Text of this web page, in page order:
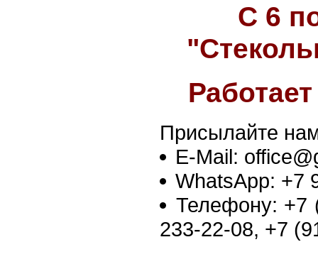
С 6
Присылайте
E-Mail:
WhatsApp: +7
Телефону: +7
233-22-08, +7